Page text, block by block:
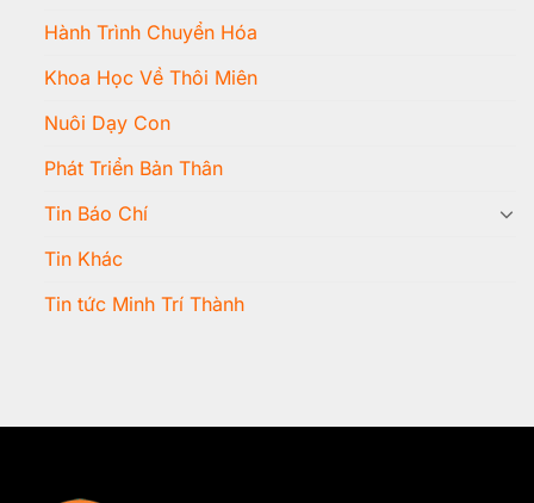
Hành Trình Chuyển Hóa
Khoa Học Về Thôi Miên
Nuôi Dạy Con
Phát Triển Bản Thân
Tin Báo Chí
Tin Khác
Tin tức Minh Trí Thành